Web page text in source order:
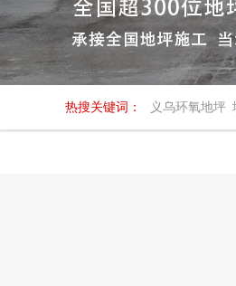
热搜关键词： 义乌环氧地坪